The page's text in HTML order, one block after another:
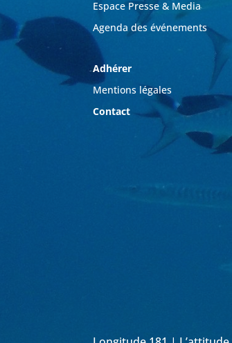
Espace Presse & Media
Agenda des événements
Adhérer
Mentions légales
Contact